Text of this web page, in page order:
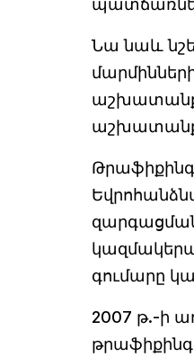
Նա նաև
աշխատանքի
գումարը
2007 թ.-ի